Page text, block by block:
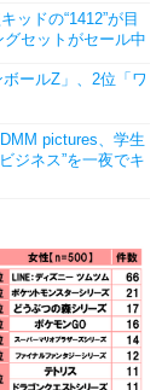
ッドの“1412”が目
セットがセール中
ールZ」、2位「ワ
pictures、学生
ジネス”を一夜でキ